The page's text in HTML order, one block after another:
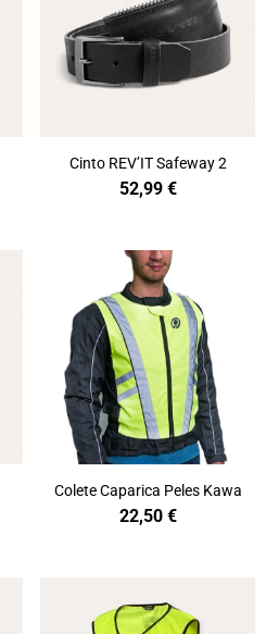
Cinto REV’IT Safeway 2
52,99 €
Colete Caparica Peles Kawa
22,50 €